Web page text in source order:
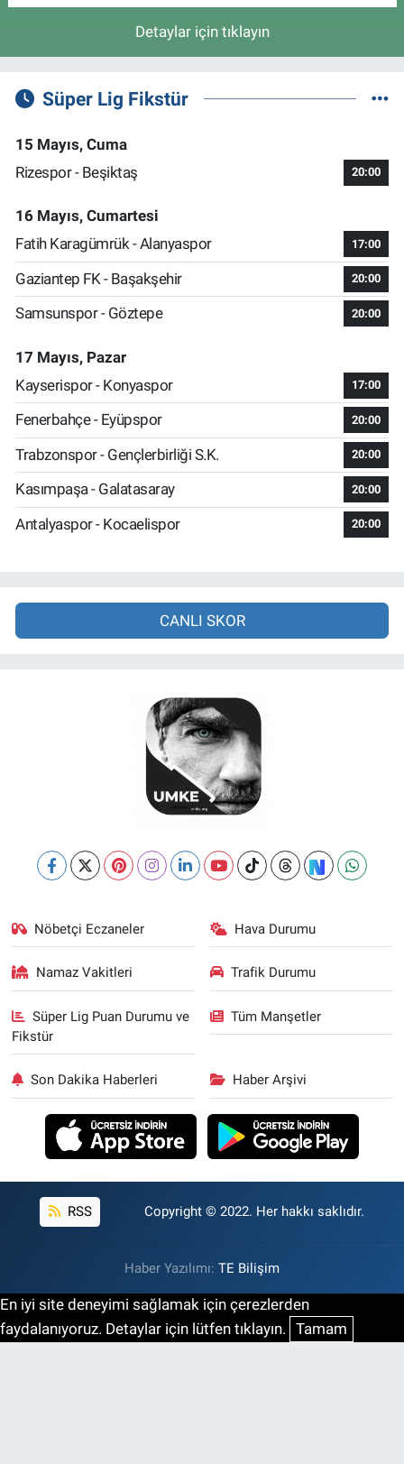
Detaylar için tıklayın
Süper Lig Fikstür
15 Mayıs, Cuma
Rizespor - Beşiktaş
20:00
16 Mayıs, Cumartesi
Fatih Karagümrük - Alanyaspor
17:00
Gaziantep FK - Başakşehir 20:00
Samsunspor - Göztepe 20:00
17 Mayıs, Pazar
Kayserispor - Konyaspor
17:00
Fenerbahçe - Eyüpspor 20:00
Trabzonspor - Gençlerbirliği S.K. 20:00
Kasımpaşa - Galatasaray 20:00
Antalyaspor - Kocaelispor 20:00
CANLI SKOR
Nöbetçi Eczaneler Hava Durumu
Namaz Vakitleri Trafik Durumu
Süper Lig Puan Durumu ve
Fikstür
Tüm Manşetler
Son Dakika Haberleri Haber Arşivi
RSS Copyright © 2022. Her hakkı saklıdır.
Haber Yazılımı: TE Bilişim
En iyi site deneyimi sağlamak için çerezlerden
faydalanıyoruz. Detaylar için lütfen tıklayın. Tamam